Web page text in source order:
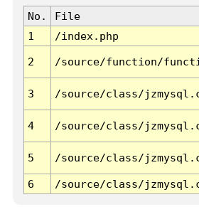
No. File
1
/index.php
2 /source/function/
3 /source/class/
4 /source/class/
5 /source/class/
6 /source/class/